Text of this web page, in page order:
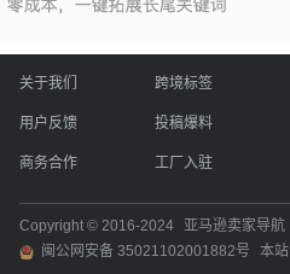
关于我们 跨境标签
用户反馈 投稿爆料
商务合作 工厂入驻
Copyright © 2016-2024 亚马逊卖家导航
闽公网安备 35021102001882号
本